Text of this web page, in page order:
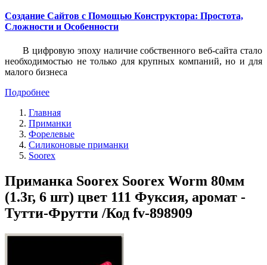
Создание Сайтов с Помощью Конструктора: Простота,
Сложности и Особенности
В цифровую эпоху наличие собственного веб-сайта стало
необходимостью не только для крупных компаний, но и для
малого бизнеса
Подробнее
Главная
Приманки
Форелевые
Силиконовые приманки
Soorex
Приманка Soorex Soorex Worm 80мм
(1.3г, 6 шт) цвет 111 Фуксия, аромат -
Тутти-Фрутти /Код fv-898909